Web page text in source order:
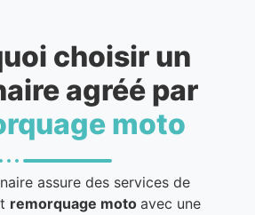
choisir un
agréé par
moto
assure des services de
remorquage motoavec une